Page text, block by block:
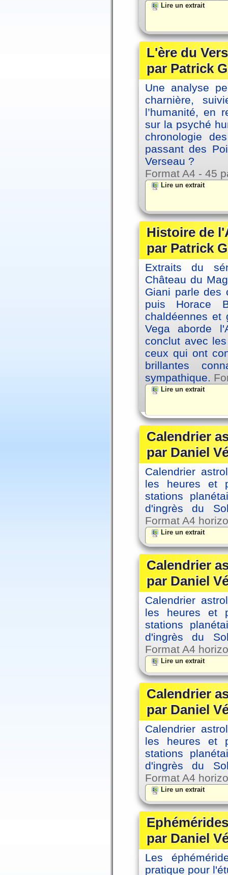
Lire un extrait
L'ère du
par Patrick
Une analyse
charnière,
l’humanité, en
sur la psyché
chronologie
passant des
Verseau ?
Format A4 - 45
Lire un extrait
Histoire de
par Patrick
Extraits du
Château du
Giani parle des
puis Horace
chaldéennes et
Vega aborde
conclut avec
ceux qui ont
brillantes
sympathique.
Lire un extrait
Calendrier
par Daniel
Calendrier
les heures et
stations
d'ingrès du
Format A4
Lire un extrait
Calendrier
par Daniel
Calendrier
les heures et
stations
d'ingrès du
Format A4
Lire un extrait
Calendrier
par Daniel
Calendrier
les heures et
stations
d'ingrès du
Format A4
Lire un extrait
par Daniel
Les
pratique pour